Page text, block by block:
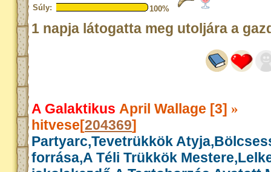
Súly:
100%
1 napja látogatta meg utoljára a
A Galaktikus April Wallage [3] »
hitvese[204369]
Partyarc,Tevetrükkök
forrása,A Téli Trükkök